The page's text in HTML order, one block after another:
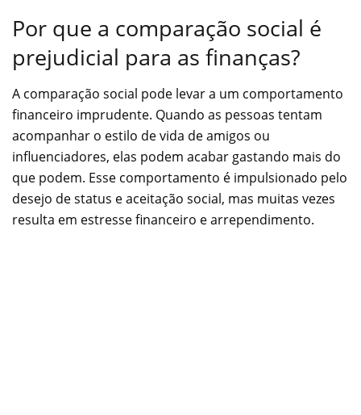
Por que a comparação social é
prejudicial para as finanças?
A comparação social pode levar a um comportamento
financeiro imprudente. Quando as pessoas tentam
acompanhar o estilo de vida de amigos ou
influenciadores, elas podem acabar gastando mais do
que podem. Esse comportamento é impulsionado pelo
desejo de status e aceitação social, mas muitas vezes
resulta em estresse financeiro e arrependimento.